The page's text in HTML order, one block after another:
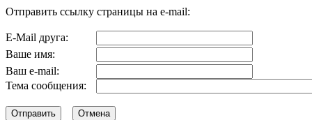
Отправить ссылку страницы на e-mail:
E-Mail друга:
Ваше имя:
Ваш e-mail:
Тема сообщения: